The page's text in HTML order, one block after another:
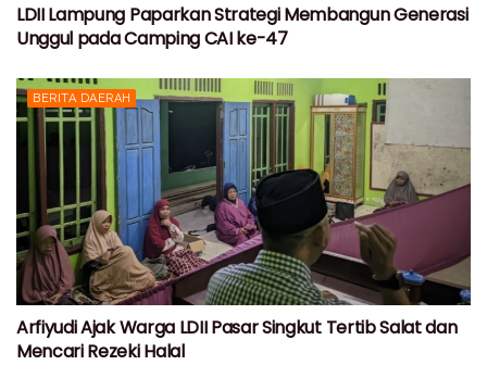
LDII Lampung Paparkan Strategi Membangun Generasi
Unggul pada Camping CAI ke-47
BERITA DAERAH
Arfiyudi Ajak Warga LDII Pasar Singkut Tertib Salat dan
Mencari Rezeki Halal